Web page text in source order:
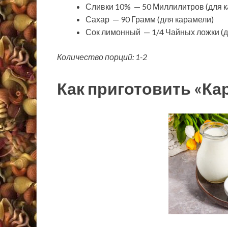
Сливки 10% — 50 Миллилитров (для
Сахар — 90 Грамм (для карамели)
Сок лимонный — 1/4 Чайных ложки
Количество порций: 1-2
Как приготовить